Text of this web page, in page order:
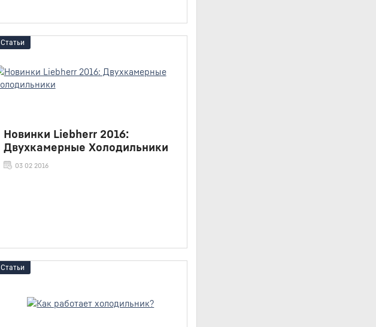
Статьи
Новинки Liebherr 2016:
Двухкамерные Холодильники
03 02 2016
Статьи